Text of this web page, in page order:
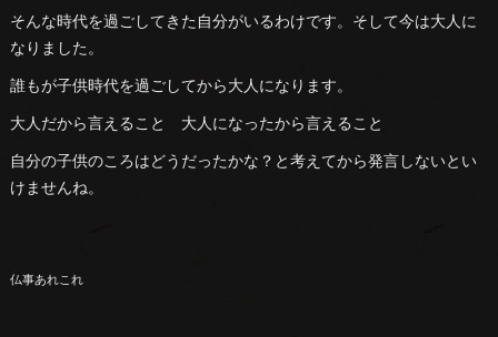
そんな時代を過ごしてきた自分がいるわけです。そして今は大人に
なりました。
誰もが子供時代を過ごしてから大人になります。
大人だから言えること 大人になったから言えること
自分の子供のころはどうだったかな？と考えてから発言しないとい
けませんね。
仏事あれこれ